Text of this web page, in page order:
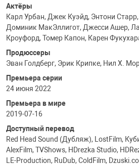
Актёры
Карл Урбан, Джек Куэйд, Энтони
Доминик МакЭллигот, Джесси Ашер,
Кроуфорд, Томер Капон, Карен
Продюссеры
Эван Голдберг, Эрик Крипке, Нил Х.
Премьера серии
24 июня 2022
Премьера в мире
2019-07-16
Доступный перевод
Red Head Sound (Дубляж), LostFilm,
AlexFilm, TVShows, HDrezka Studio,
LE-Production, RuDub, ColdFilm,